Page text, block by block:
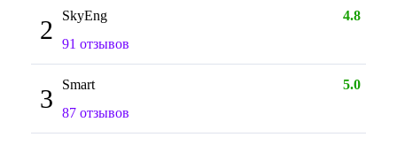
2 SkyEng
4.8
91 отзывов
3 Smart
5.0
87 отзывов